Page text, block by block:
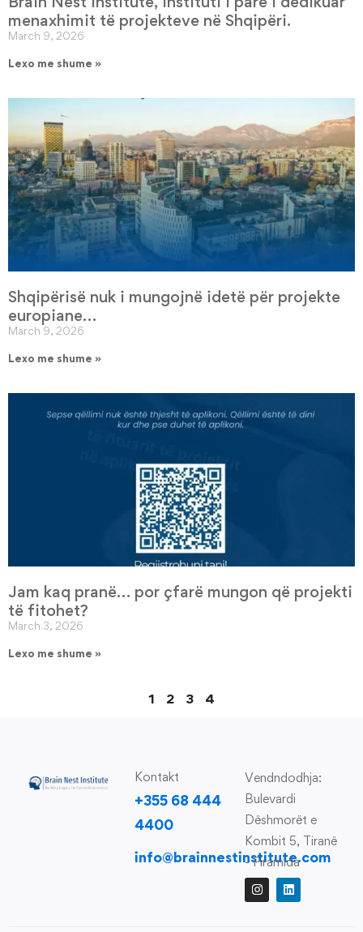
menaxhimit të projekteve në Shqipëri.
March 9, 2026
Lexo me shume »
Shqipërisë nuk i mungojnë idetë për projekte
europiane…
March 9, 2026
Lexo me shume »
Jam kaq pranë… por çfarë mungon që projekti
të fitohet?
March 3, 2026
Lexo me shume »
1 2 3 4
Kontakt
+355 68 444
4400
info@brainnestinstitute.com
Vendndodhja:
Bulevardi
Dëshmorët e
Kombit 5, Tiranë
- Piramida